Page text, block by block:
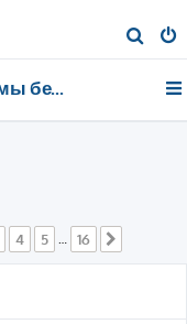
о
Темы без ответов
из 16
4 5 16